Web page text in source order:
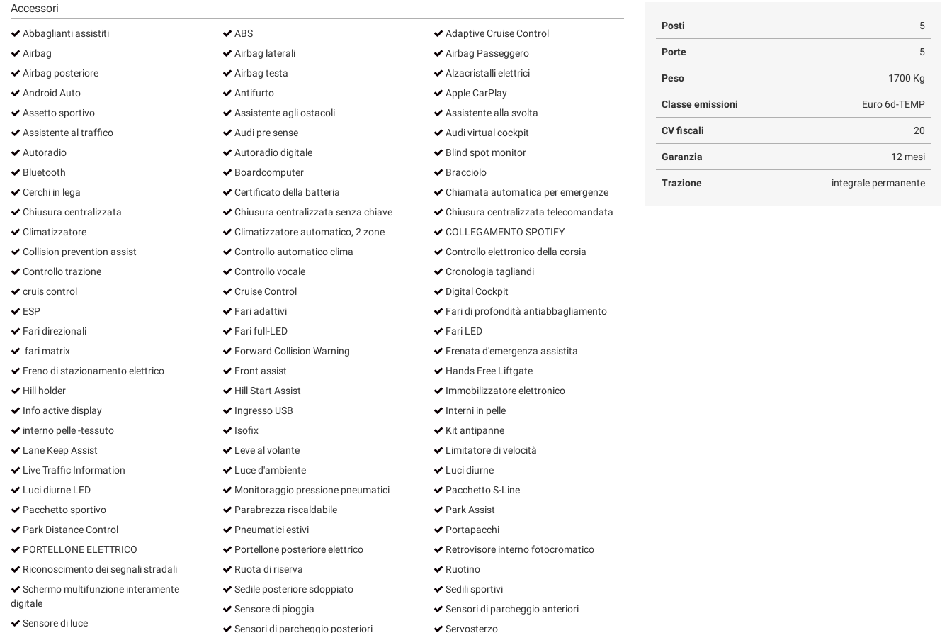
Accessori
Abbaglianti assistiti
Airbag
Airbag posteriore
Android Auto
Assetto sportivo
Assistente al traffico
Autoradio
Bluetooth
Cerchi in lega
Chiusura centralizzata
Climatizzatore
Collision prevention assist
Controllo trazione
cruis control
ESP
Fari direzionali
fari matrix
Freno di stazionamento elettrico
Hill holder
Info active display
interno pelle -tessuto
Lane Keep Assist
Live Traffic Information
Luci diurne LED
Pacchetto sportivo
Park Distance Control
PORTELLONE ELETTRICO
Riconoscimento dei segnali stradali
Schermo multifunzione interamente
digitale
Sensore di luce
ABS
Airbag laterali
Airbag testa
Antifurto
Assistente agli ostacoli
Audi pre sense
Autoradio digitale
Boardcomputer
Certificato della batteria
Chiusura centralizzata senza chiave
Climatizzatore automatico, 2 zone
Controllo automatico clima
Controllo vocale
Cruise Control
Fari adattivi
Fari full-LED
Forward Collision Warning
Front assist
Hill Start Assist
Ingresso USB
Isofix
Leve al volante
Luce d'ambiente
Monitoraggio pressione pneumatici
Parabrezza riscaldabile
Pneumatici estivi
Portellone posteriore elettrico
Ruota di riserva
Sedile posteriore sdoppiato
Sensore di pioggia
Sensori di parcheggio posteriori
Adaptive Cruise Control
Airbag Passeggero
Alzacristalli elettrici
Apple CarPlay
Assistente alla svolta
Audi virtual cockpit
Blind spot monitor
Bracciolo
Chiamata automatica per emergenze
Chiusura centralizzata telecomandata
COLLEGAMENTO SPOTIFY
Controllo elettronico della corsia
Cronologia tagliandi
Digital Cockpit
Fari di profondità antiabbagliamento
Fari LED
Frenata d'emergenza assistita
Hands Free Liftgate
Immobilizzatore elettronico
Interni in pelle
Kit antipanne
Limitatore di velocità
Luci diurne
Pacchetto S-Line
Park Assist
Portapacchi
Retrovisore interno fotocromatico
Ruotino
Sedili sportivi
Sensori di parcheggio anteriori
Servosterzo
Posti 5
Porte 5
Peso 1700 Kg
Classe emissioni Euro 6d-TEMP
CV fiscali 20
Garanzia 12 mesi
Trazione integrale permanente